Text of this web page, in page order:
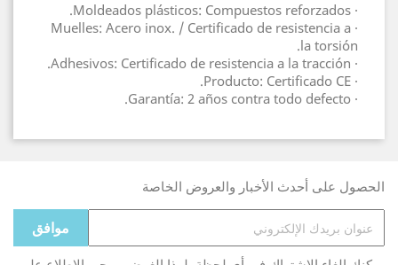
· Moldeados plásticos: Compuestos reforzados.
· Muelles: Acero inox. / Certificado de resistencia a
la torsión.
· Adhesivos: Certificado de resistencia a la tracción.
· Producto: Certificado CE.
· Garantía: 2 años contra todo defecto.
الحصول على أحدث الأخبار والعروض الخاصة